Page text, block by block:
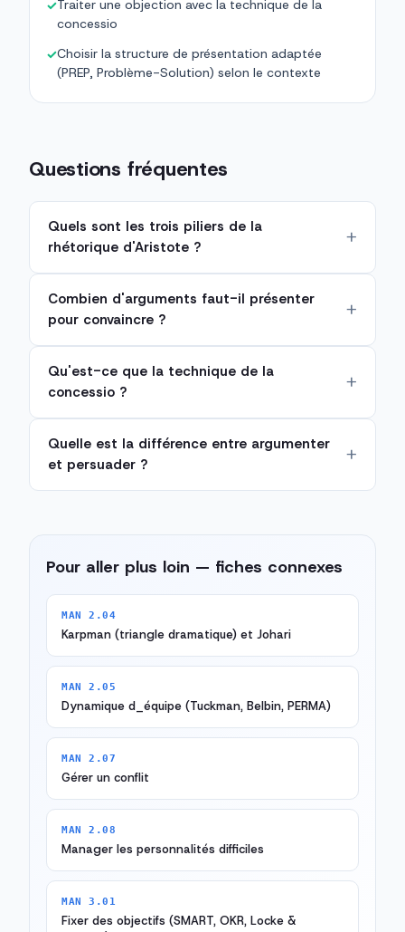
✓Traiter une objection avec la technique de la
concessio
✓Choisir la structure de présentation adaptée
(PREP, Problème-Solution) selon le contexte
Questions fréquentes
Quels sont les trois piliers de la
rhétorique d'Aristote ?
Combien d'arguments faut-il présenter
pour convaincre ?
Qu'est-ce que la technique de la
concessio ?
Quelle est la différence entre argumenter
et persuader ?
Pour aller plus loin — fiches connexes
MAN 2.04
Karpman (triangle dramatique) et Johari
MAN 2.05
Dynamique d_équipe (Tuckman, Belbin, PERMA)
MAN 2.07
Gérer un conflit
MAN 2.08
Manager les personnalités difficiles
MAN 3.01
Fixer des objectifs (SMART, OKR, Locke &